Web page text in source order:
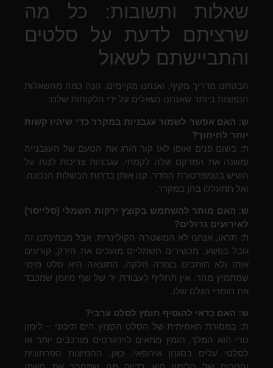
שאלות ותשובות: כל מה
שרציתם לדעת על סלטים
והתביישתם לשאול
הבטחנו מדריך מקיף, ואנחנו מקיימים. הנה כמה מהשאלות
הנפוצות ביותר שאנחנו נשאלים על ידי הלקוחות שלנו:
ש: האם אפשר לשמור עגבניות במקרר כדי שיהיו קשות
יותר לחיתוך?
ת: בשום פנים ואופן לא! קור הורג את הטעם של העגבנייה
ומשנה את המרקם שלה לקמחי. עגבניות צריכות לנוח על
השיש בטמפרטורת החדר. קנו אותן בדרגת הבשלות הנכונה,
ואל תתעללו בהן במקרר.
ש: האם מותר להשתמש בקוצץ ירקות חשמלי (סלייסר)
לאירועים גדולים?
ת: תראו, אנחנו לא המשטרה הקולינרית, אבל מבחינתנו זה
גובל בפשע. מכשירים חשמליים מועכים את הירק, קורעים
אותו ולא חותכים בצורה חלקה. התוצאה היא סלט מימי
שמחמיץ מהר. אין תחליף לעבודת יד של שף מיומן שמכבד
את חומרי הגלם שלו.
ש: האם כדאי להוסיף חומץ לסלט ערבי?
ת: במסורת האמיתית של הסלט הקצוץ הים תיכוני – לימון
טרי הוא המלך. חומץ מתאים לויניגרטים מורכבים יותר או
לסלטי עלים בסגנון אירופאי. כאן, החמיצות הפרחונית